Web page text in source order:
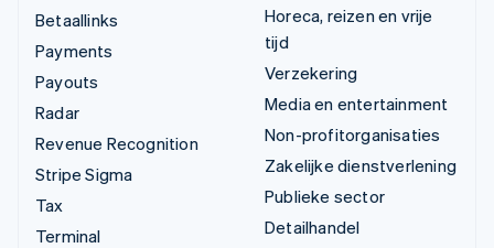
Betaallinks
Payments
Payouts
Radar
Revenue Recognition
Stripe Sigma
Tax
Terminal
Horeca, reizen en vrije
tijd
Verzekering
Media en entertainment
Non-profitorganisaties
Zakelijke dienstverlening
Publieke sector
Detailhandel